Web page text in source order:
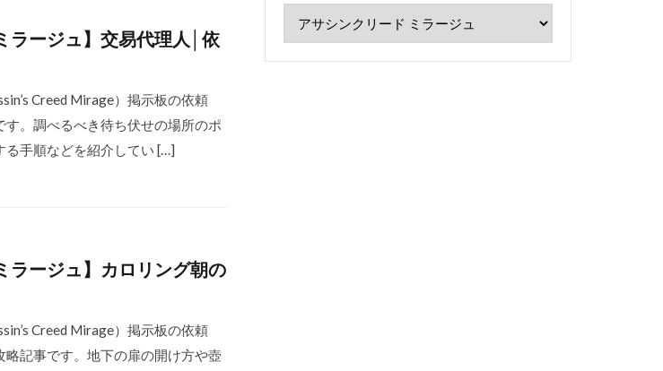
ラージュ】交易代理人│依
Creed Mirage）掲示板の依頼
す。調べるべき待ち伏せの場所のポ
る手順などを紹介してい […]
ラージュ】カロリング朝の
Creed Mirage）掲示板の依頼
略記事です。地下の扉の開け方や壺